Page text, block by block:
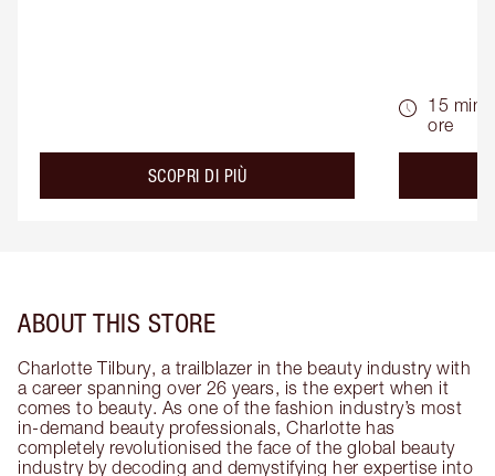
SCOPRI DI PIÙabout the
15 min
ore
ABOUT THIS STORE
Charlotte Tilbury, a trailblazer in the beauty industry with
a career spanning over 26 years, is the expert when it
comes to beauty. As one of the fashion industry’s most
in-demand beauty professionals, Charlotte has
completely revolutionised the face of the global beauty
industry by decoding and demystifying her expertise into